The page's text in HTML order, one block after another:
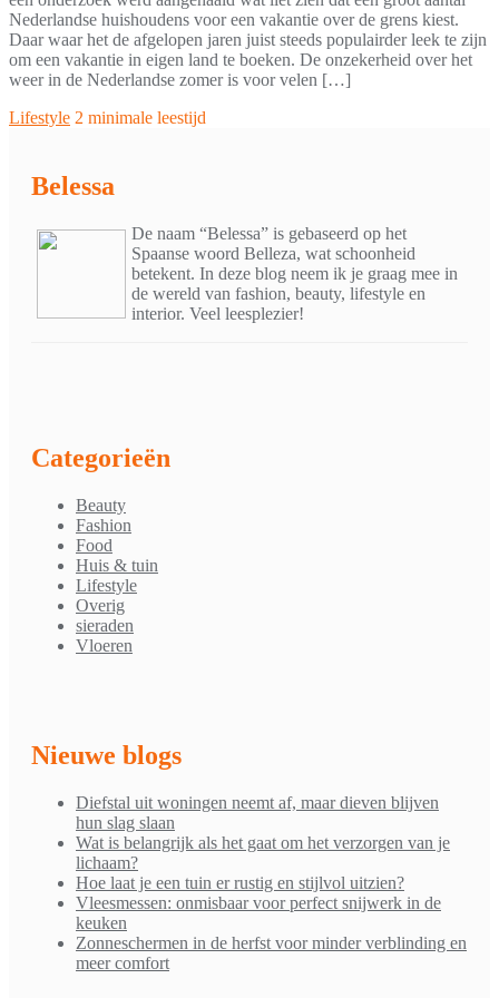
Nederlandse huishoudens voor een vakantie over de grens kiest.
Daar waar het de afgelopen jaren juist steeds populairder leek te zijn
om een vakantie in eigen land te boeken. De onzekerheid over het
weer in de Nederlandse zomer is voor velen […]
Lifestyle 2 minimale leestijd
Belessa
De naam “Belessa” is gebaseerd op het
Spaanse woord Belleza, wat schoonheid
betekent. In deze blog neem ik je graag mee in
de wereld van fashion, beauty, lifestyle en
interior. Veel leesplezier!
Categorieën
Beauty
Fashion
Food
Huis & tuin
Lifestyle
Overig
sieraden
Vloeren
Nieuwe blogs
Diefstal uit woningen neemt af, maar dieven blijven
hun slag slaan
Wat is belangrijk als het gaat om het verzorgen van je
lichaam?
Hoe laat je een tuin er rustig en stijlvol uitzien?
Vleesmessen: onmisbaar voor perfect snijwerk in de
keuken
Zonneschermen in de herfst voor minder verblinding en
meer comfort